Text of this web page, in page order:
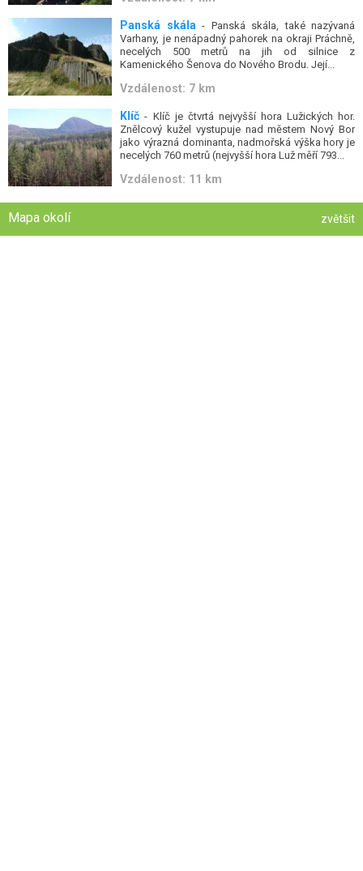
Panská skála - Panská skála, také nazývaná
Varhany, je nenápadný pahorek na okraji Práchně,
necelých 500 metrů na jih od silnice z
Kamenického Šenova do Nového Brodu. Její...
Vzdálenost: 7 km
Klíč - Klíč je čtvrtá nejvyšší hora Lužických hor.
Znělcový kužel vystupuje nad městem Nový Bor
jako výrazná dominanta, nadmořská výška hory je
necelých 760 metrů (nejvyšší hora Luž měří 793...
Vzdálenost: 11 km
Mapa okolí zvětšit